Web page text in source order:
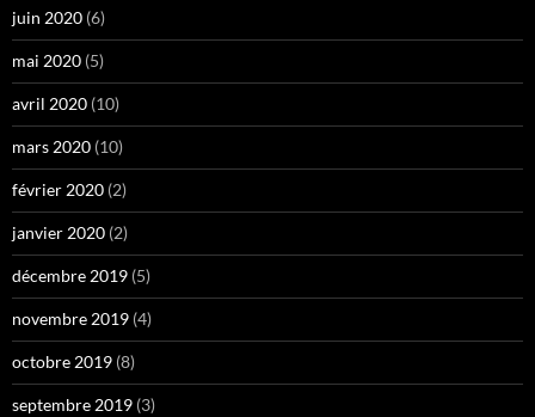
juin 2020 (6)
mai 2020 (5)
avril 2020 (10)
mars 2020 (10)
février 2020 (2)
janvier 2020 (2)
décembre 2019 (5)
novembre 2019 (4)
octobre 2019 (8)
septembre 2019 (3)